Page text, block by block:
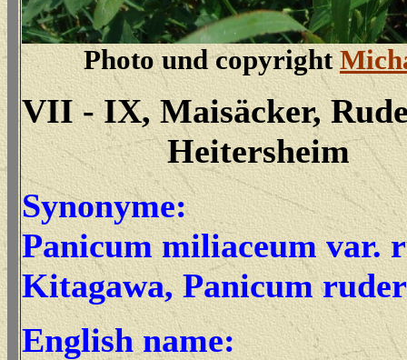
Photo und copyright
VII - IX, Maisäcker,
Heitersheim
Synonyme:
Panicum miliaceum var.
Kitagawa, Panicum
English name: